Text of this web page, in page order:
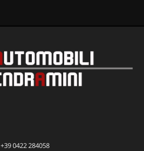
+39 0422 284058